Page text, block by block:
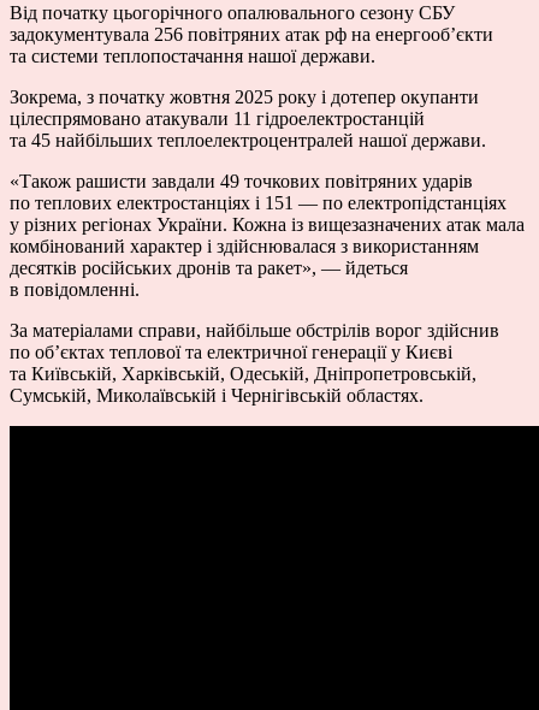
Від початку цьогорічного опалювального сезону СБУ
задокументувала 256 повітряних атак рф на енергооб’єкти
та системи теплопостачання нашої держави.
Зокрема, з початку жовтня 2025 року і дотепер окупанти
цілеспрямовано атакували 11 гідроелектростанцій
та 45 найбільших теплоелектроцентралей нашої держави.
«Також рашисти завдали 49 точкових повітряних ударів
по теплових електростанціях і 151 — по електропідстанціях
у різних регіонах України. Кожна із вищезазначених атак мала
комбінований характер і здійснювалася з використанням
десятків російських дронів та ракет», — йдеться
в повідомленні.
За матеріалами справи, найбільше обстрілів ворог здійснив
по об’єктах теплової та електричної генерації у Києві
та Київській, Харківській, Одеській, Дніпропетровській,
Сумській, Миколаївській і Чернігівській областях.